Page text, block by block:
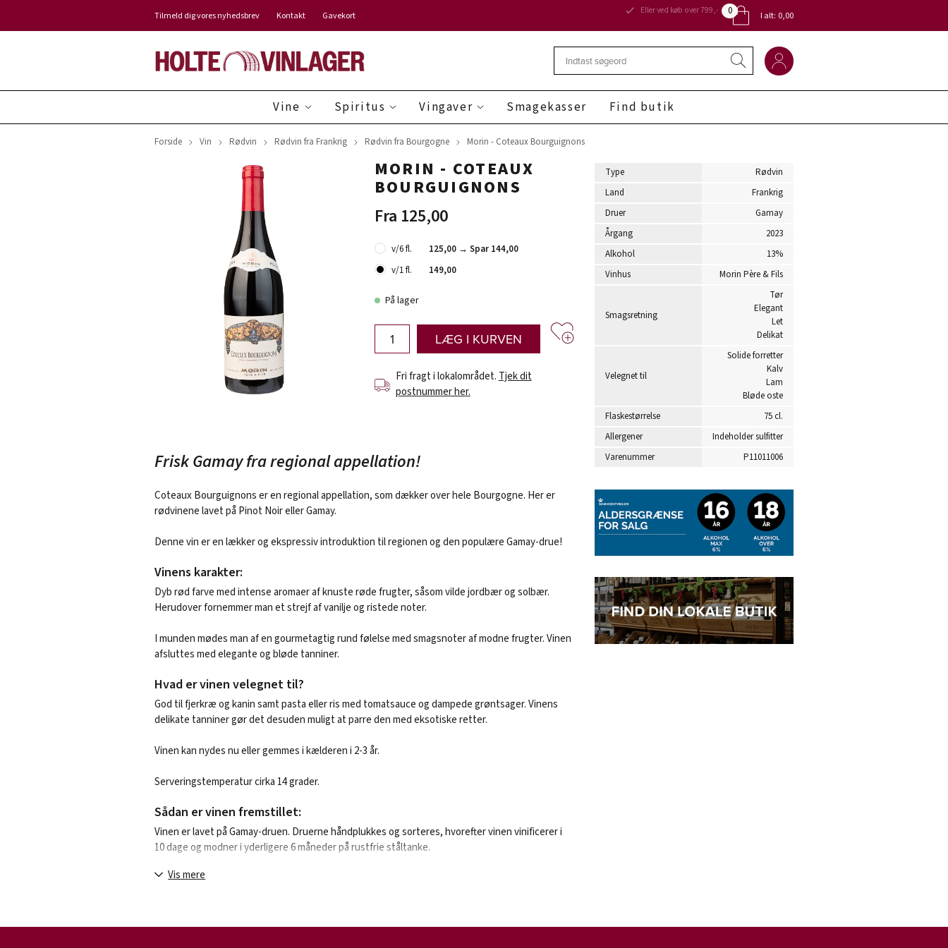
Tilmeld dig vores nyhedsbrev Kontakt Gavekort Eller ved køb over 799,- 0 I alt: 0,00
Vine Spiritus Vingaver Smagekasser Find butik
Forside Vin Rødvin Rødvin fra Frankrig Rødvin fra Bourgogne Morin - Coteaux Bourguignons
MORIN - COTEAUX
BOURGUIGNONS
Fra 125,00
v/6 fl. 125,00 → Spar 144,00
v/1 fl.
149,00
På lager
LÆG I KURVEN
Fri fragt i lokalområdet.Tjek dit
postnummer her.
Frisk Gamay fra regional appellation!
Coteaux Bourguignons er en regional appellation, som dækker over hele Bourgogne. Her er
rødvinene lavet på Pinot Noir eller Gamay.
Denne vin er en lækker og ekspressiv introduktion til regionen og den populære Gamay-drue!
Vinens karakter:
Dyb rød farve med intense aromaer af knuste røde frugter, såsom vilde jordbær og solbær.
Herudover fornemmer man et strejf af vanilje og ristede noter.
I munden mødes man af en gourmetagtig rund følelse med smagsnoter af modne frugter. Vinen
afsluttes med elegante og bløde tanniner.
Hvad er vinen velegnet til?
God til fjerkræ og kanin samt pasta eller ris med tomatsauce og dampede grøntsager. Vinens
delikate tanniner gør det desuden muligt at parre den med eksotiske retter.
Vinen kan nydes nu eller gemmes i kælderen i 2-3 år.
Serveringstemperatur cirka 14 grader.
Sådan er vinen fremstillet:
Vinen er lavet på Gamay-druen. Druerne håndplukkes og sorteres, hvorefter vinen vinificerer i
10 dage og modner i yderligere 6 måneder på rustfrie ståltanke.
Om producenten:
deres Marc de Bourgogne. Selve kælderen på vingården er fra det 18. århundrede, og den er i
Vis mere
Type
Rødvin
Land
Frankrig
Druer
Gamay
Årgang
2023
Alkohol
13%
Vinhus
Morin Père & Fils
Smagsretning
Tør
Elegant
Let
Delikat
Velegnet til
Solide forretter
Kalv
Lam
Bløde oste
Flaskestørrelse
75 cl.
Allergener
Indeholder sulfitter
Varenummer
P11011006